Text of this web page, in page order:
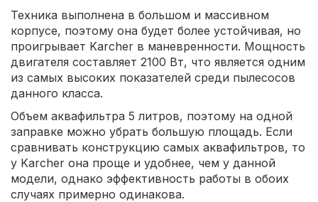
Техника выполнена в большом и массивном
корпусе, поэтому она будет более устойчивая, но
проигрывает Karcher в маневренности. Мощность
двигателя составляет 2100 Вт, что является одним
из самых высоких показателей среди пылесосов
данного класса.
Объем аквафильтра 5 литров, поэтому на одной
заправке можно убрать большую площадь. Если
сравнивать конструкцию самых аквафильтров, то
у Karcher она проще и удобнее, чем у данной
модели, однако эффективность работы в обоих
случаях примерно одинакова.